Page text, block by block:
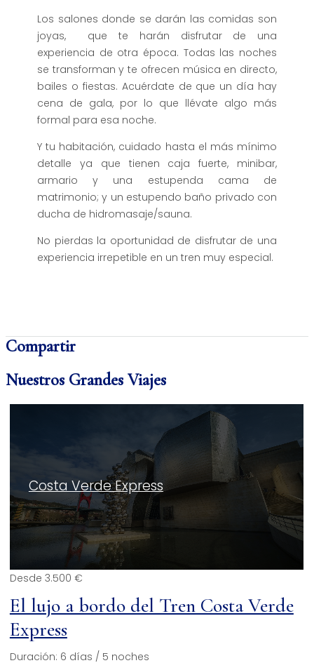
Los salones donde se darán las comidas son
joyas, que te harán disfrutar de una
experiencia de otra época. Todas las noches
se transforman y te ofrecen música en directo,
bailes o fiestas. Acuérdate de que un día hay
cena de gala, por lo que llévate algo más
formal para esa noche.
Y tu habitación, cuidado hasta el más mínimo
detalle ya que tienen caja fuerte, minibar,
armario y una estupenda cama de
matrimonio; y un estupendo baño privado con
ducha de hidromasaje/sauna.
No pierdas la oportunidad de disfrutar de una
experiencia irrepetible en un tren muy especial.
Compartir
Nuestros Grandes Viajes
Costa Verde Express
Desde 3.500 €
El lujo a bordo del Tren Costa Verde
Express
Duración: 6 días / 5 noches